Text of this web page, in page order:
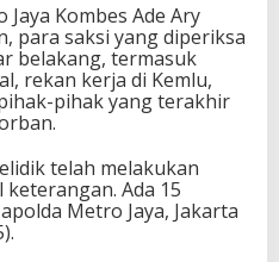
Kombes Ade Ary
para saksi yang diperiksa
belakang, termasuk
rekan kerja di Kemlu,
pihak yang terakhir
telah melakukan
Ada 15
Metro Jaya, Jakarta